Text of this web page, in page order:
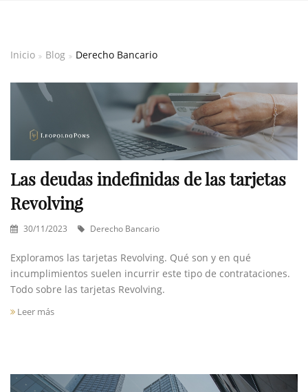
Inicio Blog Derecho Bancario
Las deudas indefinidas de las tarjetas
Revolving
30/11/2023 Derecho Bancario
Exploramos las tarjetas Revolving. Qué son y en qué
incumplimientos suelen incurrir este tipo de contrataciones.
Todo sobre las tarjetas Revolving.
Leer más